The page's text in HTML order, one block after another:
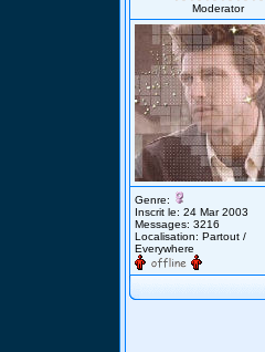
Moderator
Genre:
Inscrit le: 24 Mar 2003
Messages: 3216
Localisation: Partout /
Everywhere